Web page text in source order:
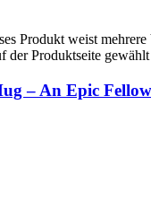
Produkt weist mehrere
der Produktseite
– An Epic